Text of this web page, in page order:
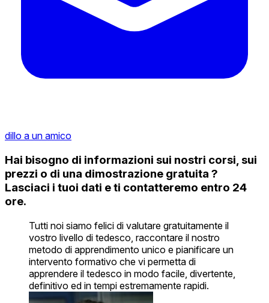
dillo a un amico
Hai bisogno di informazioni sui nostri corsi, sui
prezzi o di una dimostrazione gratuita ?
Lasciaci i tuoi dati e ti contatteremo entro 24
ore.
Tutti noi siamo felici di valutare gratuitamente il
vostro livello di tedesco, raccontare il nostro
metodo di apprendimento unico e pianificare un
intervento formativo che vi permetta di
apprendere il tedesco in modo facile, divertente,
definitivo ed in tempi estremamente rapidi.